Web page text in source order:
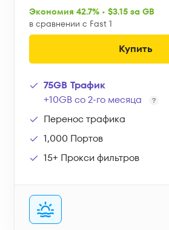
Экономия 42.7% • $3.15 за GB
в сравнении с Fast 1
Купить
75GB Трафик
+10GB со 2-го месяца
Перенос трафика
1,000 Портов
15+ Прокси фильтров